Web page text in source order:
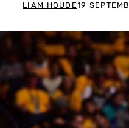
LIAM HOUDE19